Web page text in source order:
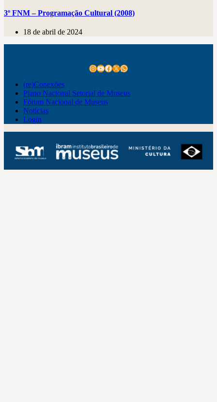
3º FNM – Programação Cultural (2008)
18 de abril de 2024
Instagram
Youtube
Facebook
X WhatsApp
(re)Conexões
Plano Nacional Setorial de Museus
Fórum Nacional de Museus
Notícias
Login